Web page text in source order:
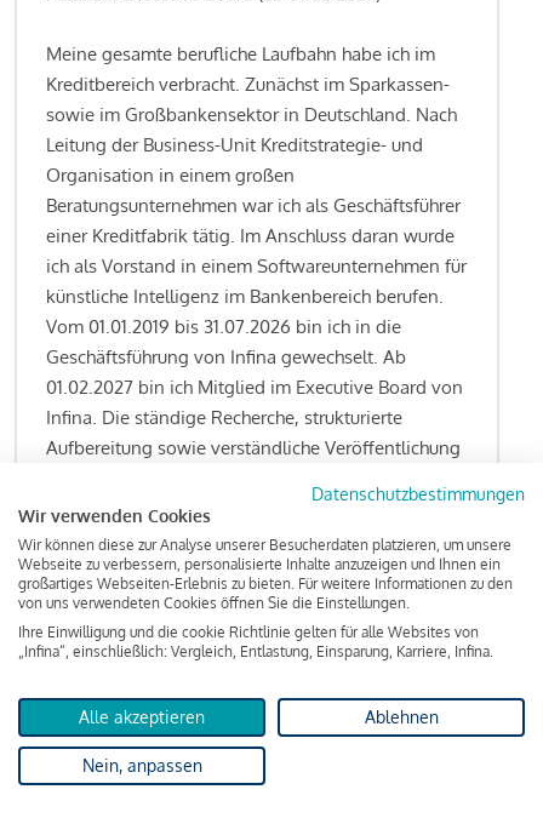
Meine gesamte berufliche Laufbahn habe ich im
Kreditbereich verbracht. Zunächst im Sparkassen-
sowie im Großbankensektor in Deutschland. Nach
Leitung der Business-Unit Kreditstrategie- und
Organisation in einem großen
Beratungsunternehmen war ich als Geschäftsführer
einer Kreditfabrik tätig. Im Anschluss daran wurde
ich als Vorstand in einem Softwareunternehmen für
künstliche Intelligenz im Bankenbereich berufen.
Vom 01.01.2019 bis 31.07.2026 bin ich in die
Geschäftsführung von Infina gewechselt. Ab
01.02.2027 bin ich Mitglied im Executive Board von
Infina. Die ständige Recherche, strukturierte
Aufbereitung sowie verständliche Veröffentlichung
Kreditgeschäft gehören zu den wesentlichen
Schwerpunktsetzungen meiner Funktion.
Lesen Sie meine Finanzierungs-Tipps
KreditindexDas Wohnkredit Barometer
Datenschutzbestimmungen
Wir verwenden Cookies
Wir können diese zur Analyse unserer Besucherdaten platzieren, um unsere
Webseite zu verbessern, personalisierte Inhalte anzuzeigen und Ihnen ein
großartiges Webseiten-Erlebnis zu bieten. Für weitere Informationen zu den
von uns verwendeten Cookies öffnen Sie die Einstellungen.
Ihre Einwilligung und die cookie Richtlinie gelten für alle Websites von
„Infina“, einschließlich: Vergleich, Entlastung, Einsparung, Karriere, Infina.
Alle akzeptieren Ablehnen
Nein, anpassen